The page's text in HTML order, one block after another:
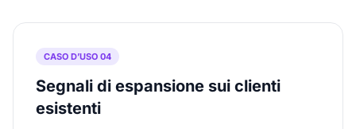
CASO D’USO 04
Segnali di espansione sui clienti
esistenti